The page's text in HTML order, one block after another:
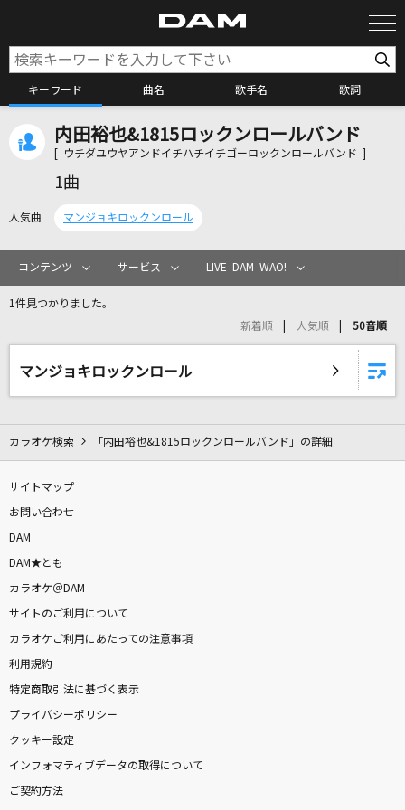
キーワード 曲名 歌手名 歌詞
カラオケ検索
カラオケリクエスト
リアルタイムで歌われている曲の一覧
Aimer(エメ)
[生音]ワイルド アット ハート
夢がはじまる
Little Glee Monster
ロウワー
ぬゆり
[生音]3月9日
内田裕也&1815ロックンロールバンド
[ ウチダユウヤアンドイチハチイチゴーロックンロールバンド ]
1曲
人気曲 マンジョキロックンロール
コンテンツ サービス LIVE DAM WAO!
1件見つかりました。
新着順 人気順 50音順
マンジョキロックンロール
カラオケ検索 「内田裕也&1815ロックンロールバンド」の詳細
サイトマップ
お問い合わせ
DAM
DAM★とも
カラオケ＠DAM
サイトのご利用について
カラオケご利用にあたっての注意事項
利用規約
特定商取引法に基づく表示
プライバシーポリシー
クッキー設定
インフォマティブデータの取得について
ご契約方法